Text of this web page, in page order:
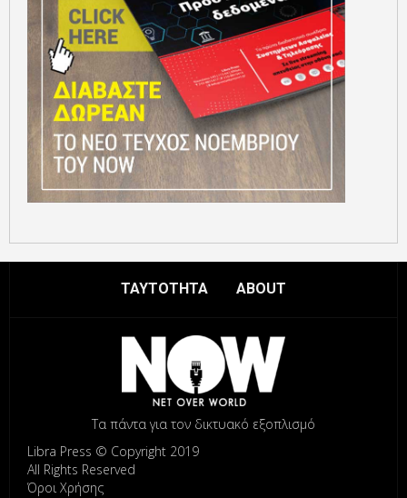
ΤΑΥΤΟΤΗΤΑ ABOUT
Τα πάντα για τον δικτυακό εξοπλισμό
Libra Press © Copyright 2019
All Rights Reserved
Όροι Χρήσης